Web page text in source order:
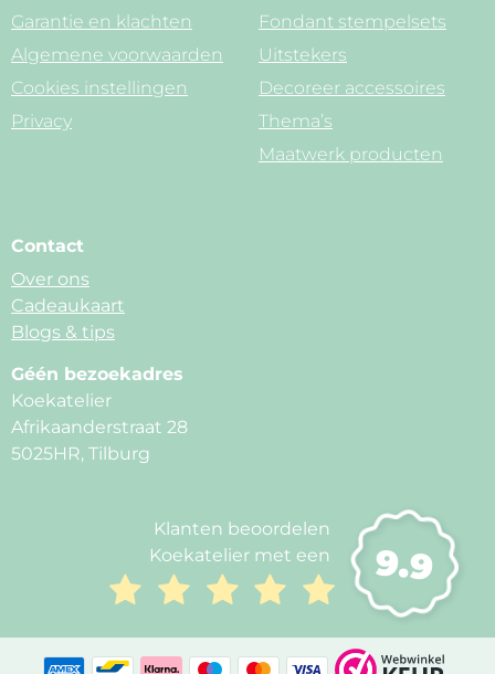
Garantie en klachten
Algemene voorwaarden
Cookies instellingen
Privacy
Fondant stempelsets
Uitstekers
Decoreer accessoires
Thema’s
Maatwerk producten
Contact
Over ons
Cadeaukaart
Blogs & tips
Géén bezoekadres
Koekatelier
Afrikaanderstraat 28
5025HR, Tilburg
Klanten beoordelen
Koekatelier met een
9.9